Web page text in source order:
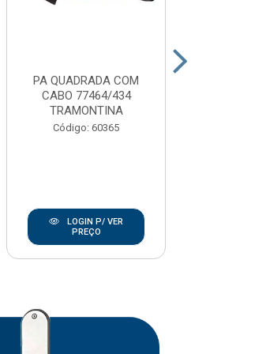
PA QUADRADA COM
CABO 77464/434
TRAMONTINA
Código: 60365
LOGIN P/ VER
PREÇO